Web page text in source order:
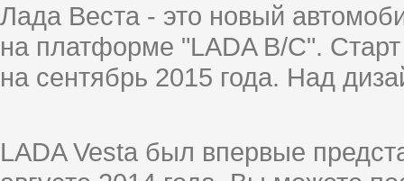
Лада Веста - это новый
на платформе "LADA B/C".
на сентябрь 2015 года. Над
LADA Vesta был впервые